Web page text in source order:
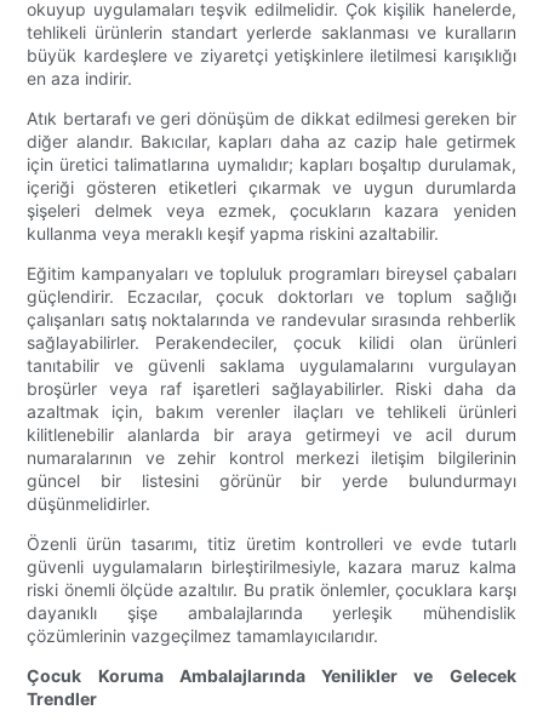
okuyup uygulamaları teşvik edilmelidir. Çok kişilik hanelerde,
tehlikeli ürünlerin standart yerlerde saklanması ve kuralların
büyük kardeşlere ve ziyaretçi yetişkinlere iletilmesi karışıklığı
en aza indirir.
Atık bertarafı ve geri dönüşüm de dikkat edilmesi gereken bir
diğer alandır. Bakıcılar, kapları daha az cazip hale getirmek
için üretici talimatlarına uymalıdır; kapları boşaltıp durulamak,
içeriği gösteren etiketleri çıkarmak ve uygun durumlarda
şişeleri delmek veya ezmek, çocukların kazara yeniden
kullanma veya meraklı keşif yapma riskini azaltabilir.
Eğitim kampanyaları ve topluluk programları bireysel çabaları
güçlendirir. Eczacılar, çocuk doktorları ve toplum sağlığı
çalışanları satış noktalarında ve randevular sırasında rehberlik
sağlayabilirler. Perakendeciler, çocuk kilidi olan ürünleri
tanıtabilir ve güvenli saklama uygulamalarını vurgulayan
broşürler veya raf işaretleri sağlayabilirler. Riski daha da
azaltmak için, bakım verenler ilaçları ve tehlikeli ürünleri
kilitlenebilir alanlarda bir araya getirmeyi ve acil durum
numaralarının ve zehir kontrol merkezi iletişim bilgilerinin
güncel bir listesini görünür bir yerde bulundurmayı
düşünmelidirler.
Özenli ürün tasarımı, titiz üretim kontrolleri ve evde tutarlı
güvenli uygulamaların birleştirilmesiyle, kazara maruz kalma
riski önemli ölçüde azaltılır. Bu pratik önlemler, çocuklara karşı
dayanıklı şişe ambalajlarında yerleşik mühendislik
çözümlerinin vazgeçilmez tamamlayıcılarıdır.
Çocuk Koruma Ambalajlarında Yenilikler ve Gelecek
Trendler